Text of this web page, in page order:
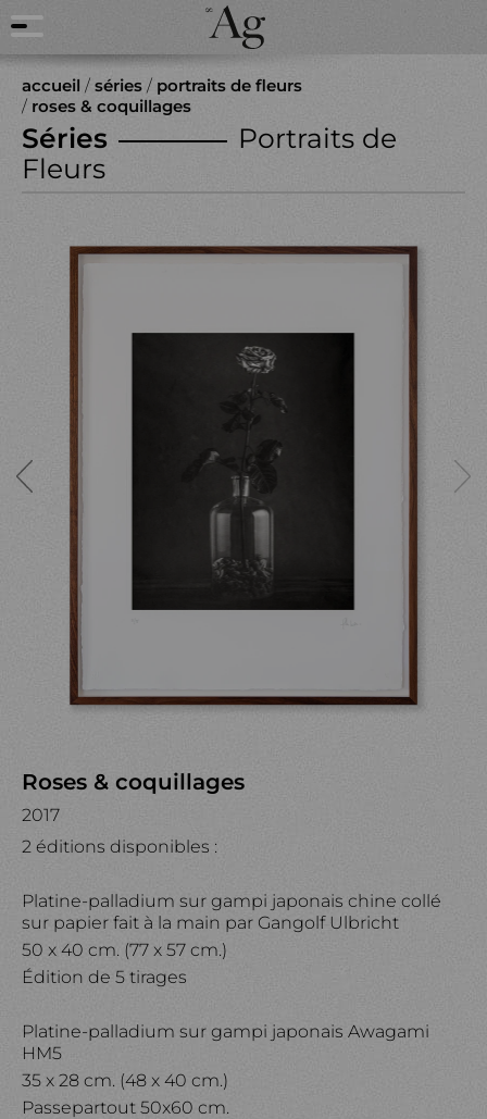
accueil / séries / portraits de fleurs
/ roses & coquillages
Séries
Portraits de
Fleurs
Roses & coquillages
2017
2 éditions disponibles :
Platine-palladium sur gampi japonais chine collé
sur papier fait à la main par Gangolf Ulbricht
50 x 40 cm. (77 x 57 cm.)
Édition de 5 tirages
Platine-palladium sur gampi japonais Awagami
HM5
35 x 28 cm. (48 x 40 cm.)
Passepartout 50x60 cm.